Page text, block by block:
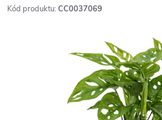
Kód produktu: CC0037069